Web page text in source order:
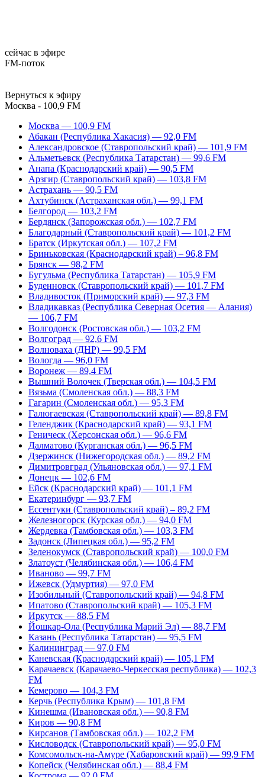
сейчас в эфире
FM-поток
Вернуться к эфиру
Москва - 100,9 FM
Москва — 100,9 FM
Абакан (Республика Хакасия) — 92,0 FM
Александровское (Ставропольский край) — 101,9 FM
Альметьевск (Республика Татарстан) — 99,6 FM
Анапа (Краснодарский край) — 90,5 FM
Арзгир (Ставропольский край) — 103,8 FM
Астрахань — 90,5 FM
Ахтубинск (Астраханская обл.) — 99,1 FM
Белгород — 103,2 FM
Бердянск (Запорожская обл.) — 102,7 FM
Благодарный (Ставропольский край) — 101,2 FM
Братск (Иркутская обл.) — 107,2 FM
Бриньковская (Краснодарский край) – 96,8 FM
Брянск — 98,2 FM
Бугульма (Республика Татарстан) — 105,9 FM
Буденновск (Ставропольский край) — 101,7 FM
Владивосток (Приморский край) — 97,3 FM
Владикавказ (Республика Северная Осетия — Алания)
— 106,7 FM
Волгодонск (Ростовская обл.) — 103,2 FM
Волгоград — 92,6 FM
Волноваха (ДНР) — 99,5 FM
Вологда — 96,0 FM
Воронеж — 89,4 FM
Вышний Волочек (Тверская обл.) — 104,5 FM
Вязьма (Смоленская обл.) — 88,3 FM
Гагарин (Смоленская обл.) — 95,3 FM
Галюгаевская (Ставропольский край) — 89,8 FM
Геленджик (Краснодарский край) — 93,1 FM
Геническ (Херсонская обл.) — 96,6 FM
Далматово (Курганская обл.) — 96,5 FM
Дзержинск (Нижегородская обл.) — 89,2 FM
Димитровград (Ульяновская обл.) — 97,1 FM
Донецк — 102,6 FM
Ейск (Краснодарский край) — 101,1 FM
Екатеринбург — 93,7 FM
Ессентуки (Ставропольский край) – 89,2 FM
Железногорск (Курская обл.) — 94,0 FM
Жердевка (Тамбовская обл.) — 103,3 FM
Задонск (Липецкая обл.) — 95,2 FM
Зеленокумск (Ставропольский край) — 100,0 FM
Златоуст (Челябинская обл.) — 106,4 FM
Иваново — 99,7 FM
Ижевск (Удмуртия) — 97,0 FM
Изобильный (Ставропольский край) — 94,8 FM
Ипатово (Ставропольский край) — 105,3 FM
Иркутск — 88,5 FM
Йошкар-Ола (Республика Марий Эл) — 88,7 FM
Казань (Республика Татарстан) — 95,5 FM
Калининград — 97,0 FM
Каневская (Краснодарский край) — 105,1 FM
Карачаевск (Карачаево-Черкесская республика) — 102,3
FM
Кемерово — 104,3 FM
Керчь (Республика Крым) — 101,8 FM
Кинешма (Ивановская обл.) — 90,8 FM
Киров — 90,8 FM
Кирсанов (Тамбовская обл.) — 102,2 FM
Кисловодск (Ставропольский край) — 95,0 FM
Комсомольск-на-Амуре (Хабаровский край) — 99,9 FM
Копейск (Челябинская обл.) — 88,4 FM